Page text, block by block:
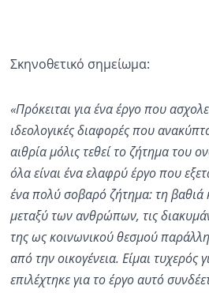
Σκηνοθετικό σημείωμα:
«Πρόκειται για ένα έργο που
ιδεολογικές διαφορές που
αιθρία μόλις τεθεί το ζήτημα του
όλα είναι ένα ελαφρύ έργο που
ένα πολύ σοβαρό ζήτημα: τη βαθιά
μεταξύ των ανθρώπων, τις
της ως κοινωνικού θεσμού
από την οικογένεια. Είμαι τυχερός
επιλέχτηκε για το έργο αυτό